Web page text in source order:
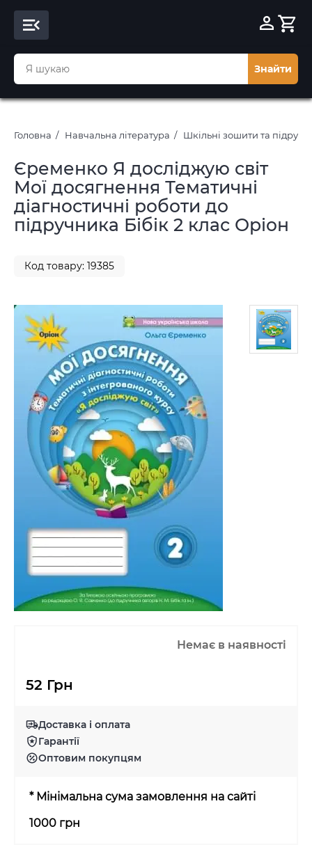
Знайти
Головна Навчальна література Шкільні зошити та
Єременко Я досліджую світ
Мої досягнення Тематичні
діагностичні роботи до
підручника Бібік 2 клас Оріон
Код товару: 19385
Немає в наявності
52 Грн
Доставка і оплата
Гарантії
Оптовим покупцям
* Мінімальна сума замовлення на сайті
1000 грн